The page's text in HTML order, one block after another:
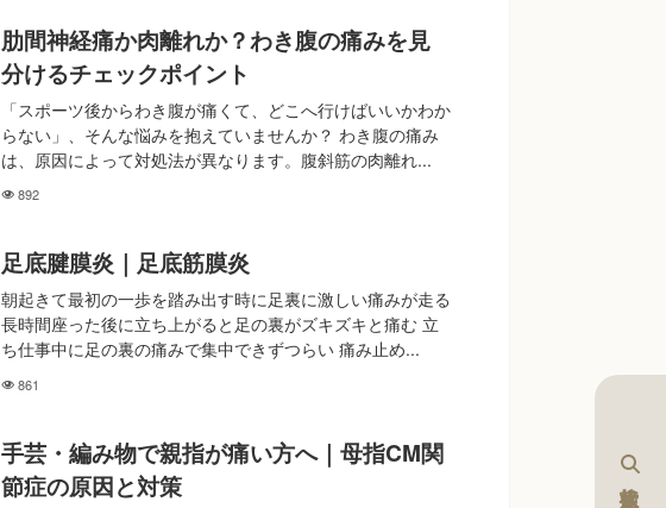
肋間神経痛か肉離れか？わき腹の痛みを見
分けるチェックポイント
「スポーツ後からわき腹が痛くて、どこへ行けばいいかわか
らない」、そんな悩みを抱えていませんか？ わき腹の痛み
は、原因によって対処法が異なります。腹斜筋の肉離れ...
892
足底腱膜炎｜足底筋膜炎
朝起きて最初の一歩を踏み出す時に足裏に激しい痛みが走る
長時間座った後に立ち上がると足の裏がズキズキと痛む 立
ち仕事中に足の裏の痛みで集中できずつらい 痛み止め...
861
手芸・編み物で親指が痛い方へ｜母指CM関
節症の原因と対策